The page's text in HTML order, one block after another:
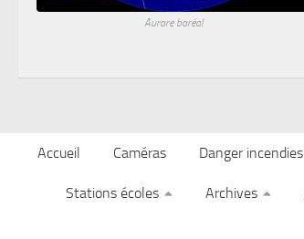
Aurore boréal
Accueil Caméras Danger incendies
Stations écoles Archives